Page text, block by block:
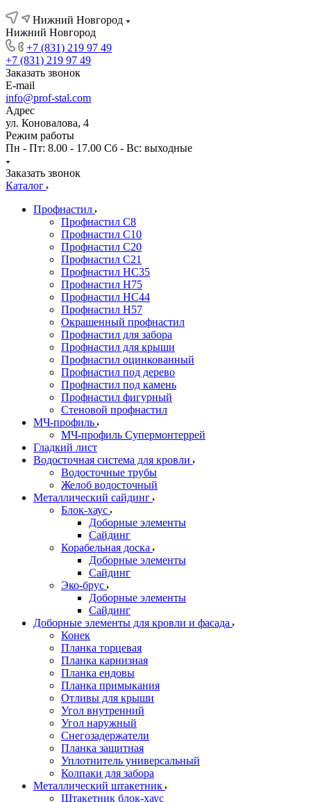
Нижний Новгород
Нижний Новгород
+7 (831) 219 97 49
+7 (831) 219 97 49
Заказать звонок
E-mail
info@prof-stal.com
Адрес
ул. Коновалова, 4
Режим работы
Пн - Пт: 8.00 - 17.00 Сб - Вс: выходные
Заказать звонок
Каталог
Профнастил
Профнастил С8
Профнастил С10
Профнастил С20
Профнастил С21
Профнастил НС35
Профнастил Н75
Профнастил HC44
Профнастил Н57
Окрашенный профнастил
Профнастил для забора
Профнастил для крыши
Профнастил оцинкованный
Профнастил под дерево
Профнастил под камень
Профнастил фигурный
Стеновой профнастил
МЧ-профиль
МЧ-профиль Супермонтеррей
Гладкий лист
Водосточная система для кровли
Водосточные трубы
Желоб водосточный
Металлический сайдинг
Блок-хаус
Доборные элементы
Сайдинг
Корабельная доска
Доборные элементы
Сайдинг
Эко-брус
Доборные элементы
Сайдинг
Доборные элементы для кровли и фасада
Конек
Планка торцевая
Планка карнизная
Планка ендовы
Планка примыкания
Отливы для крыши
Угол внутренний
Угол наружный
Снегозадержатели
Планка защитная
Уплотнитель универсальный
Колпаки для забора
Металлический штакетник
Штакетник блок-хаус